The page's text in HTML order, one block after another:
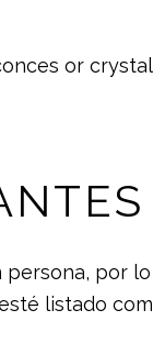
or
por
listado